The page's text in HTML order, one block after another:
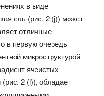
в виде
ель (рис. 2 (j)) может
отличные
в первую очередь
микроструктурой
ячеистых
2 (l)), обладает